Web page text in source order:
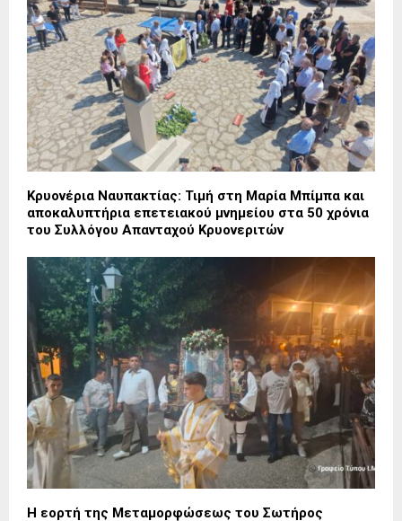
Κρυονέρια Ναυπακτίας: Τιμή στη Μαρία Μπίμπα και
αποκαλυπτήρια επετειακού μνημείου στα 50 χρόνια
του Συλλόγου Απανταχού Κρυονεριτών
Η εορτή της Μεταμορφώσεως του Σωτήρος